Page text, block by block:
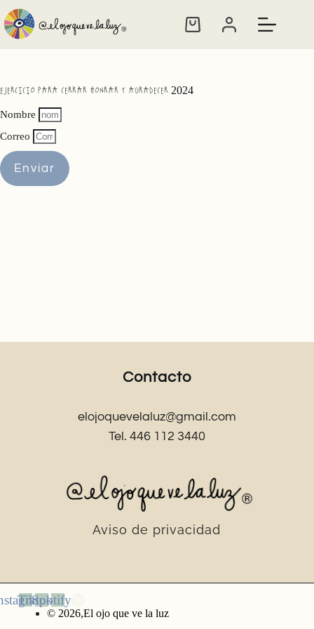
al
contenido
Carro
EJERCICIO PARA CERRAR HONRAR Y AGRADECER 2024
Nombre
Correo
Enviar
Contacto
elojoquevelaluz@gmail.com
Tel. 446 112 3440
Aviso de privacidad
Tiktok
Spotify
© 2026,El ojo que ve la luz